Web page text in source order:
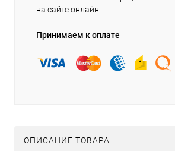
на сайте онлайн.
Принимаем к оплате
ОПИСАНИЕ ТОВАРА